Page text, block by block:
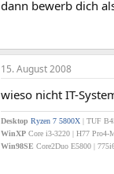
dann bewerb dich
15. August 2008
wieso nicht IT-
Desktop Ryzen 7 5800X | TUF
WinXP Core i3-3220 | H77 Pro4-
Win98SE Core2Duo E5800 |